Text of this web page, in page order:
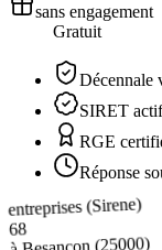
sans engagement
Gratuit
Décennale
SIRET actif
RGE
Réponse
entreprises (Sirene)
68
(25000)